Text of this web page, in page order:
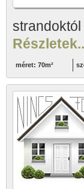
méret: 70m²